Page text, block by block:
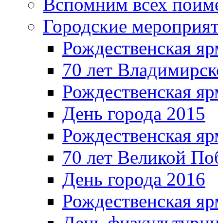
Городские
Рождественская
70 лет
Рождественская
День города 2015
Рождественская
70 лет Великой
День города 2016
Рождественская